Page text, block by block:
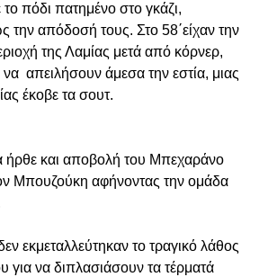
πόδι πατημένο στο γκάζι,
την απόδοσή τους. Στο 58΄είχαν την
της Λαμίας μετά από κόρνερ,
να απειλήσουν άμεσα την εστία, μιας
έκοβε τα σουτ.
ήρθε και αποβολή του Μπεχαράνο
Μπουζούκη αφήνοντας την ομάδα
εκμεταλλεύτηκαν το τραγικό λάθος
να διπλασιάσουν τα τέρματά